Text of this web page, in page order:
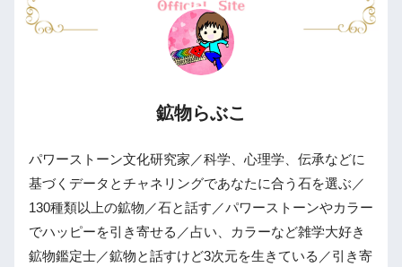
鉱物らぶこ
パワーストーン文化研究家／科学、心理学、伝承などに
基づくデータとチャネリングであなたに合う石を選ぶ／
130種類以上の鉱物／石と話す／パワーストーンやカラー
でハッピーを引き寄せる／占い、カラーなど雑学大好き
鉱物鑑定士／鉱物と話すけど3次元を生きている／引き寄